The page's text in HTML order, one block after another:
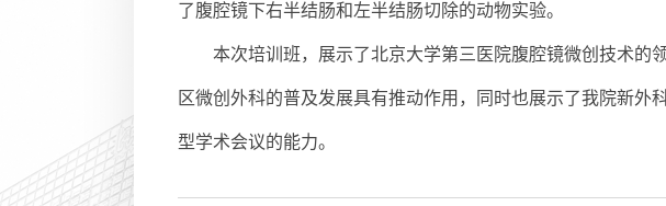
了腹腔镜下右半结肠和左半结肠切除的动物实验。
本次培训班，展示了北京大学第三医院腹腔镜微创技术的
区微创外科的普及发展具有推动作用，同时也展示了我院新外
型学术会议的能力。